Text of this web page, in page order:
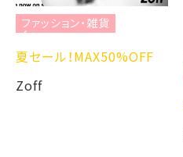
ファッション・雑貨
夏セール！MAX50%OFF
Zoff